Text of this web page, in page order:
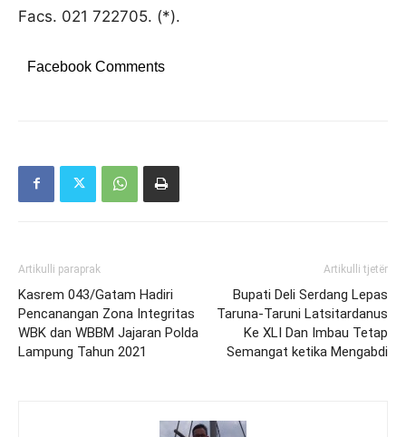
Facs. 021 722705. (*).
Facebook Comments
Artikulli paraprak
Kasrem 043/Gatam Hadiri
Pencanangan Zona Integritas
WBK dan WBBM Jajaran Polda
Lampung Tahun 2021
Artikulli tjetër
Bupati Deli Serdang Lepas
Taruna-Taruni Latsitardanus
Ke XLI Dan Imbau Tetap
Semangat ketika Mengabdi